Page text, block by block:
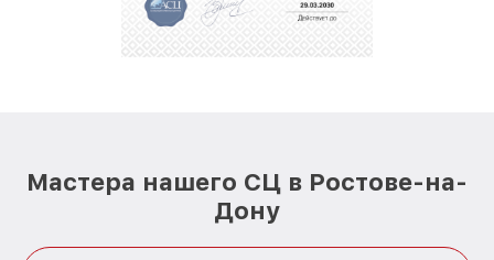
Мастера нашего СЦ в Ростове-на-
Дону